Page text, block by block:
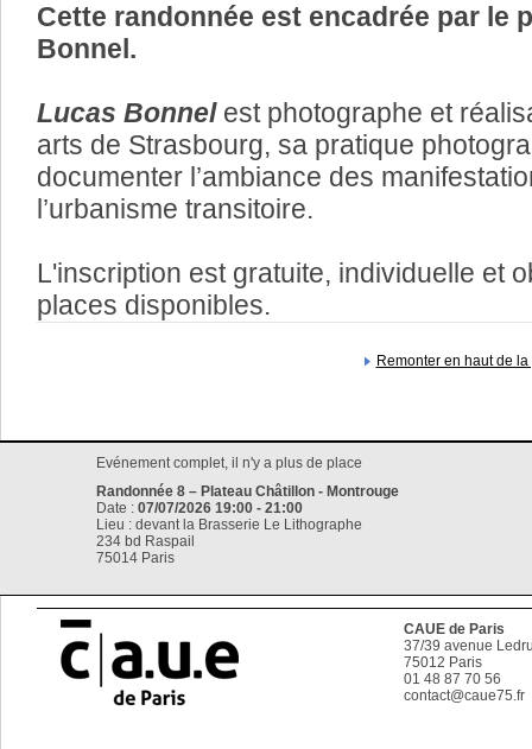
Cette randonnée est encadrée par le
Bonnel.
Lucas Bonnelest photographe et
arts de Strasbourg, sa pratique
documenter l’ambiance des
l’urbanisme transitoire.
L'inscription est gratuite, individuelle et
places disponibles.
Remonter en haut de la
Evénement complet, il n'y a plus de place
Randonnée 8 – Plateau Châtillon - Montrouge
Date : 07/07/2026 19:00 - 21:00
Lieu : devant la Brasserie Le Lithographe
234 bd Raspail
75014 Paris
CAUE de Paris
37/39 avenue
75012 Paris
01 48 87 70 56
contact@caue75.fr